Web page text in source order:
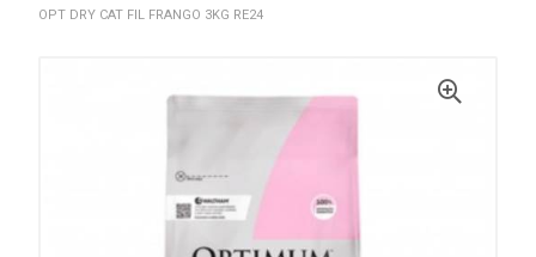
OPT DRY CAT FIL FRANGO 3KG RE24